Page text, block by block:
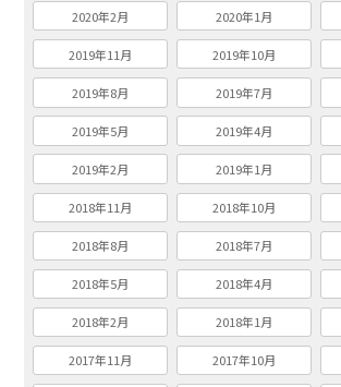
2020年2月 2020年1月
2019年11月 2019年10月
2019年8月 2019年7月
2019年5月 2019年4月
2019年2月 2019年1月
2018年11月 2018年10月
2018年8月 2018年7月
2018年5月 2018年4月
2018年2月 2018年1月
2017年11月 2017年10月